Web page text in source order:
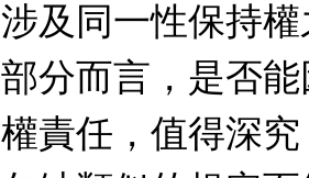
涉及同一性保持
部分而言，是否
權責任，值得深